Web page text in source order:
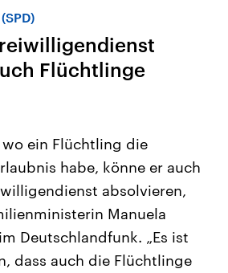
am 6.
neuen
das
Koalition aus
Aktuelle Beiträge,
Hintergründe
Wirtschaftlich und
gehören die Vereinigten
den mächtigsten Ländern
mit großem Einfluss auf
aktuelle Weltgeschehen.
Flüchtlinge
ein Flüchtling die
habe, könne er auch
absolvieren,
Manuela
Deutschlandfunk. „Es ist
dass auch die Flüchtlinge